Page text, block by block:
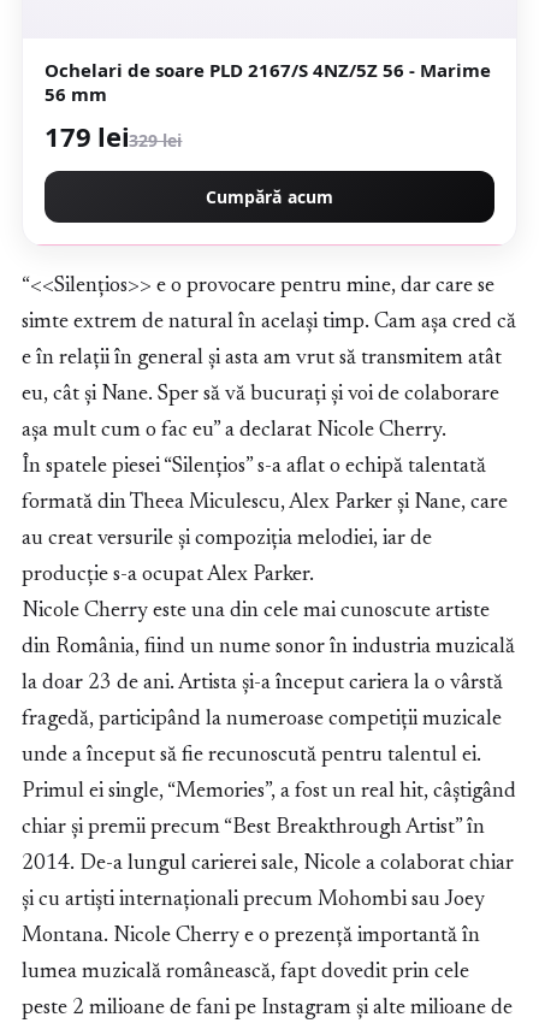
Ochelari de soare PLD 2167/S 4NZ/5Z 56 - Marime
56 mm
179 lei329 lei
Cumpără acum
“<<Silențios>> e o provocare pentru mine, dar care se
simte extrem de natural în același timp. Cam așa cred că
e în relații în general și asta am vrut să transmitem atât
eu, cât și Nane. Sper să vă bucurați și voi de colaborare
așa mult cum o fac eu” a declarat Nicole Cherry.
În spatele piesei “Silențios” s-a aflat o echipă talentată
formată din Theea Miculescu, Alex Parker și Nane, care
au creat versurile și compoziția melodiei, iar de
producție s-a ocupat Alex Parker.
Nicole Cherry este una din cele mai cunoscute artiste
din România, fiind un nume sonor în industria muzicală
la doar 23 de ani. Artista și-a început cariera la o vârstă
fragedă, participând la numeroase competiții muzicale
unde a început să fie recunoscută pentru talentul ei.
Primul ei single, “Memories”, a fost un real hit, câștigând
chiar și premii precum “Best Breakthrough Artist” în
2014. De-a lungul carierei sale, Nicole a colaborat chiar
și cu artiști internaționali precum Mohombi sau Joey
Montana. Nicole Cherry e o prezență importantă în
lumea muzicală românească, fapt dovedit prin cele
peste 2 milioane de fani pe Instagram și alte milioane de